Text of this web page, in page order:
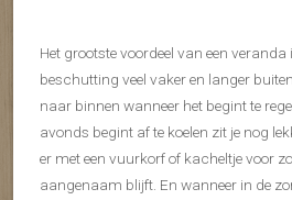
Het grootste voordeel van een veranda
beschutting veel vaker en langer
naar binnen wanneer het begint te
avonds begint af te koelen zit je nog
er met een vuurkorf of kacheltje voor
aangenaam blijft. En wanneer in de